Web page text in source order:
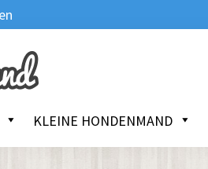
KLEINE HONDENMAND